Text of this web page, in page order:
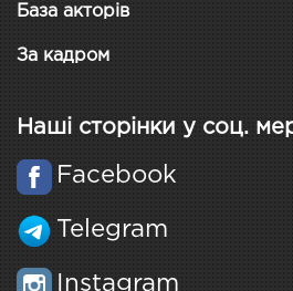
База акторів
За кадром
Наші сторінки у соц.
Facebook
Telegram
Instagram